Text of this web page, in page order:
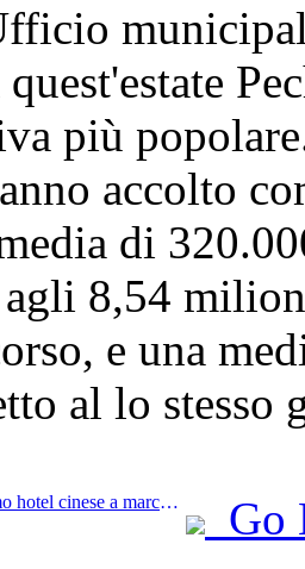
più
accolto
di
8,54
e una
al lo stesso
Prev:Inaugurato il primo hotel cinese a marchio Jinmao Jiayue
Go